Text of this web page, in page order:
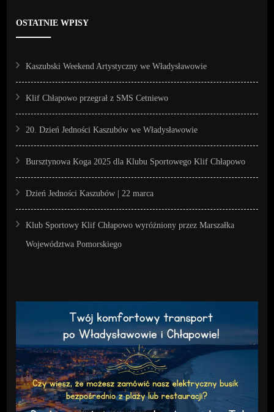
OSTATNIE WPISY
Kaszubski Weekend Artystyczny we Władysławowie
Klif Chłapowo przegrał z SMS Cetniewo
20. Dzień Jedności Kaszubów we Władysławowie
Bursztynowa Koga 2025 dla Klubu Sportowego Klif Chłapowo
Dzień Jedności Kaszubów | 22 marca
Klub Sportowy Klif Chłapowo wyróżniony przez Marszałka
Województwa Pomorskiego